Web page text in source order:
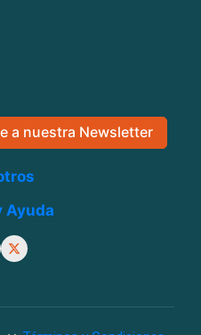
a nuestra Newsletter
Ayuda